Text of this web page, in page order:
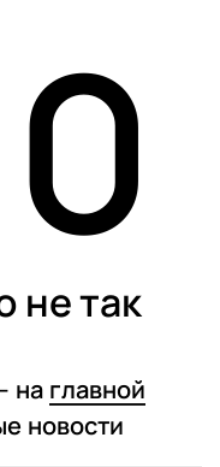
не так
на главной
новости